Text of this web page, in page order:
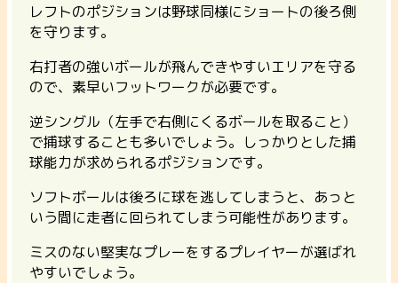
レフトのポジションは野球同様にショートの後ろ側
を守ります。
右打者の強いボールが飛んできやすいエリアを守る
ので、素早いフットワークが必要です。
逆シングル（左手で右側にくるボールを取ること）
で捕球することも多いでしょう。しっかりとした捕
球能力が求められるポジションです。
ソフトボールは後ろに球を逃してしまうと、あっと
いう間に走者に回られてしまう可能性があります。
ミスのない堅実なプレーをするプレイヤーが選ばれ
やすいでしょう。